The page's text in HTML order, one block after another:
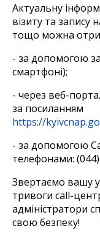
Актуальну
візиту та
тощо можна
- за допомогою
смартфоні);
- через веб-
за посиланням
https://
- за допомогою
телефонами:
Звертаємо вашу
тривоги call-
адміністратори
свою безпеку!